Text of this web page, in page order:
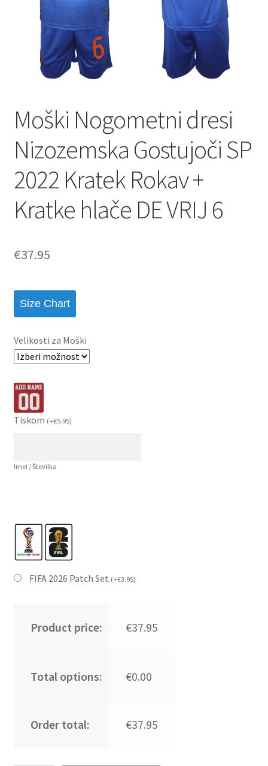
Moški Nogometni dresi
Nizozemska Gostujoči SP
2022 Kratek Rokav +
Kratke hlače DE VRIJ 6
€37.95
Size Chart
Velikosti za Moški
Tiskom (+€5.95)
Imei / Številka
FIFA 2026 Patch Set (+€3.95)
Product price: €37.95
Total options: €0.00
Order total: €37.95